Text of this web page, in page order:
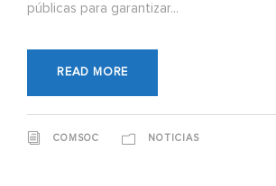
públicas para garantizar...
READ MORE
COMSOC NOTICIAS